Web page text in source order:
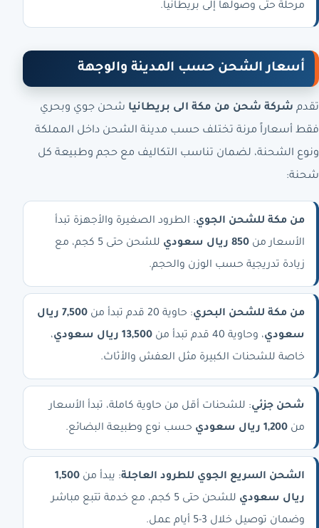
مرحلة حتى وصولها إلى بريطانيا.
أسعار الشحن حسب المدينة والوجهة
تقدم شركة شحن من مكة الى بريطانيا شحن جوي وبحري
فقط أسعاراً مرنة تختلف حسب مدينة الشحن داخل المملكة
ونوع الشحنة، لضمان تناسب التكاليف مع حجم وطبيعة كل
شحنة:
من مكة للشحن الجوي: الطرود الصغيرة والأجهزة تبدأ
الأسعار من 850 ريال سعودي
للشحن حتى 5 كجم، مع
زيادة تدريجية حسب الوزن والحجم.
من مكة للشحن البحري: حاوية 20 قدم تبدأ من
7,500 ريال
سعودي، وحاوية 40 قدم تبدأ من 13,500 ريال سعودي
،
خاصة للشحنات الكبيرة مثل العفش والأثاث.
شحن جزئي: للشحنات أقل من حاوية كاملة، تبدأ الأسعار
من 1,200 ريال سعودي حسب نوع وطبيعة البضائع.
الشحن السريع الجوي للط­رود العاجلة: يبدأ من 1,500
ريال سعودي
للشحن حتى 5 كجم، مع خدمة تتبع مباشر
وضمان توصيل خلال 3-5 أيام عمل.